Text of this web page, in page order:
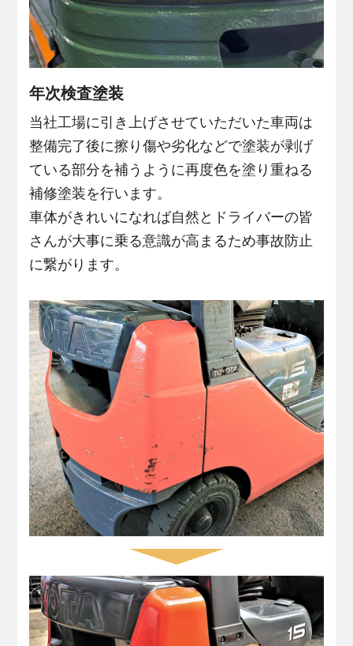
年次検査塗装
当社工場に引き上げさせていただいた車両は
整備完了後に擦り傷や劣化などで塗装が剥げ
ている部分を補うように再度色を塗り重ねる
補修塗装を行います。
車体がきれいになれば自然とドライバーの皆
さんが大事に乗る意識が高まるため事故防止
に繋がります。